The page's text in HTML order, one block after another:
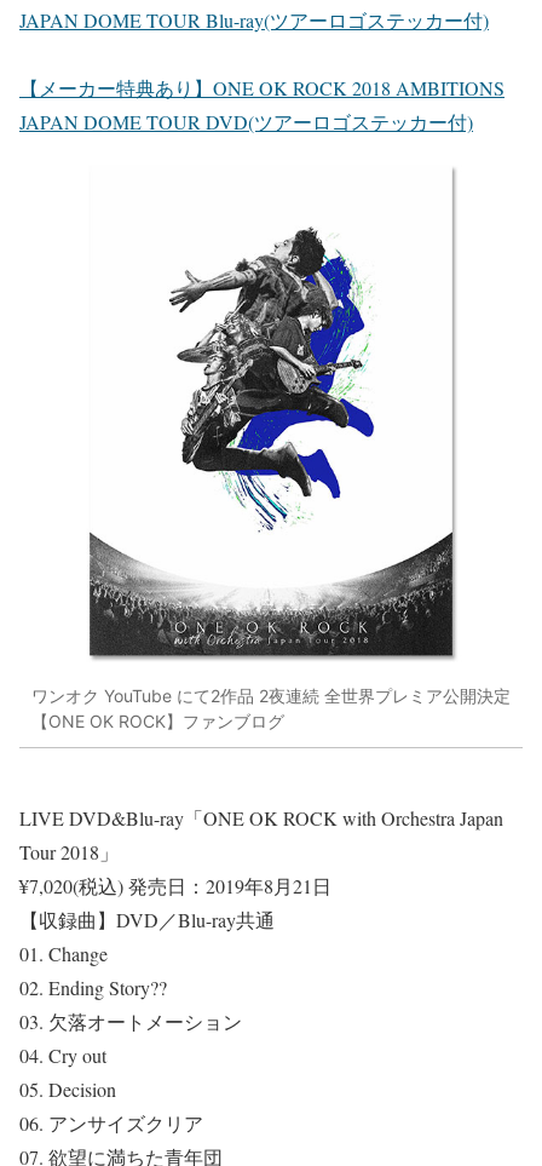
JAPAN DOME TOUR Blu-ray(ツアーロゴステッカー付)
【メーカー特典あり】ONE OK ROCK 2018 AMBITIONS
JAPAN DOME TOUR DVD(ツアーロゴステッカー付)
ワンオク YouTube にて2作品 2夜連続 全世界プレミア公開決定
【ONE OK ROCK】ファンブログ
LIVE DVD&Blu-ray「ONE OK ROCK with Orchestra Japan
Tour 2018」
¥7,020(税込)発売日：2019年8月21日
【収録曲】DVD／Blu-ray共通
01. Change
02. Ending Story??
03. 欠落オートメーション
04. Cry out
05. Decision
06. アンサイズクリア
07. 欲望に満ちた青年団